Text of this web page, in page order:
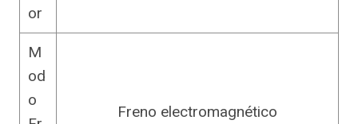
or
M
od
o
Freno electromagnético